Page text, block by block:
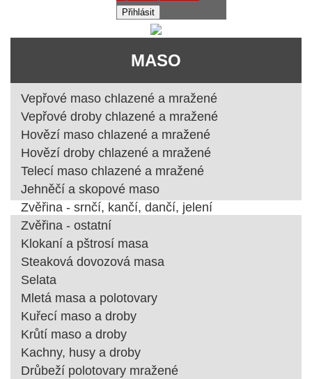
MASO
Vepřové maso chlazené a mražené
Vepřové droby chlazené a mražené
Hovězí maso chlazené a mražené
Hovězí droby chlazené a mražené
Telecí maso chlazené a mražené
Jehněčí a skopové maso
Zvěřina - srnčí, kančí, dančí, jelení
Zvěřina - ostatní
Klokaní a pštrosí masa
Steaková dovozová masa
Selata
Mletá masa a polotovary
Kuřecí maso a droby
Krůtí maso a droby
Kachny, husy a droby
Drůbeží polotovary mražené